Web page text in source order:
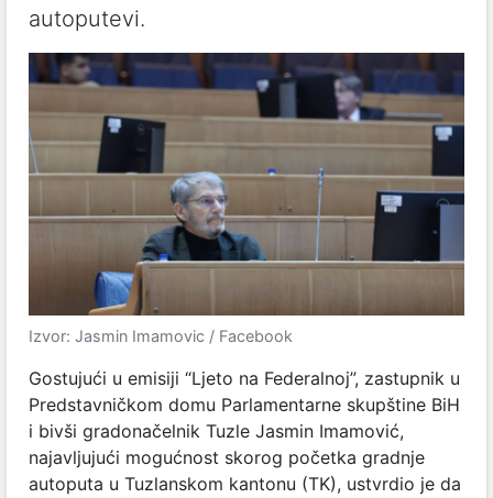
autoputevi.
Izvor: Jasmin Imamovic / Facebook
Gostujući u emisiji “Ljeto na Federalnoj”, zastupnik u
Predstavničkom domu Parlamentarne skupštine BiH
i bivši gradonačelnik Tuzle Jasmin Imamović,
najavljujući mogućnost skorog početka gradnje
autoputa u Tuzlanskom kantonu (TK), ustvrdio je da